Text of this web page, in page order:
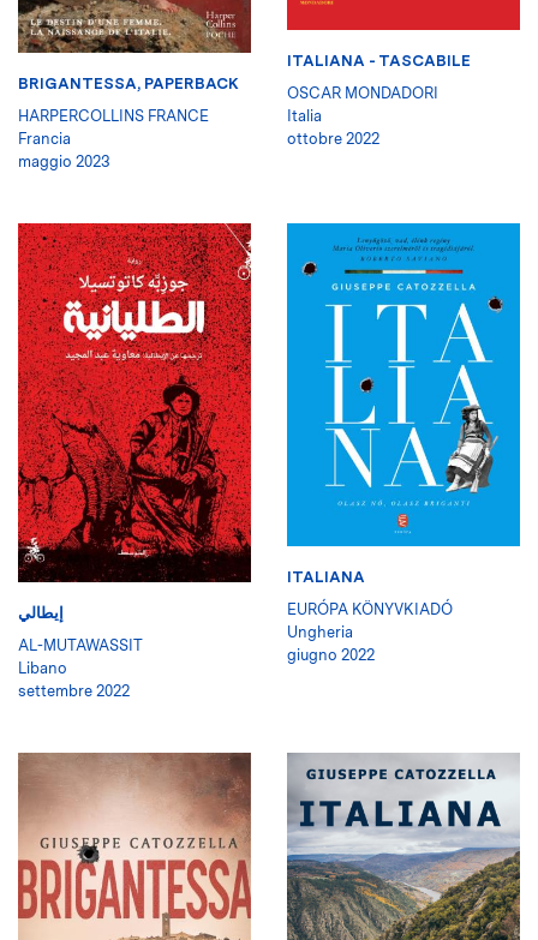
BRIGANTESSA, PAPERBACK
HARPERCOLLINS FRANCE
Francia
maggio 2023
ITALIANA - TASCABILE
OSCAR MONDADORI
Italia
ottobre 2022
إيطالي
AL-MUTAWASSIT
Libano
settembre 2022
ITALIANA
EURÓPA KÖNYVKIADÓ
Ungheria
giugno 2022